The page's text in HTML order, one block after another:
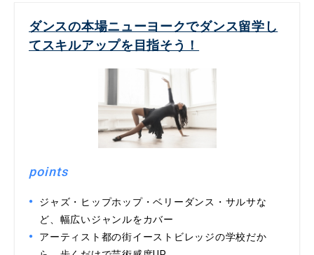
ダンスの本場ニューヨークでダンス留学し
てスキルアップを目指そう！
points
ジャズ・ヒップホップ・ベリーダンス・サルサな
ど、幅広いジャンルをカバー
アーティスト都の街イーストビレッジの学校だか